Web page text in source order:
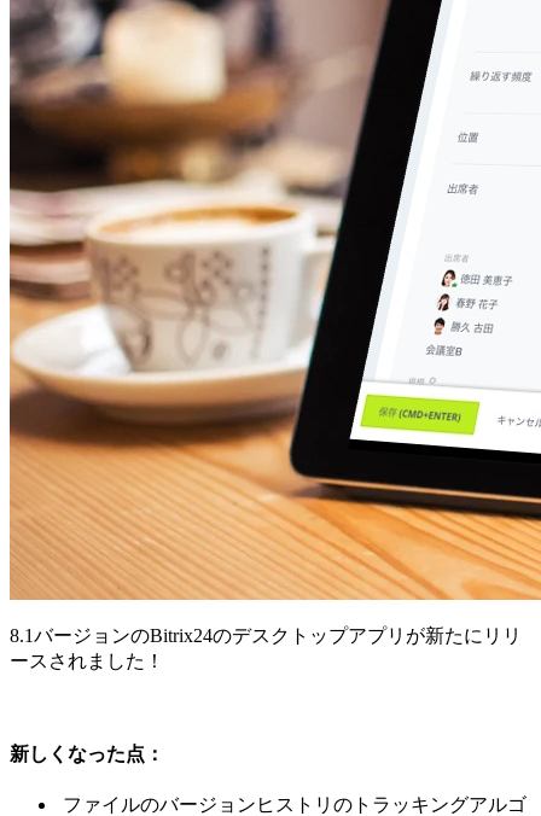
8.1バージョンのBitrix24のデスクトップアプリが新たにリリ
ースされました！
新しくなった点：
ファイルのバージョンヒストリのトラッキングアルゴ